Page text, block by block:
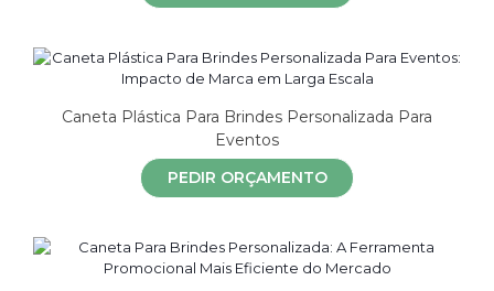
Caneta Plástica Para Brindes Personalizada Para
Eventos
PEDIR ORÇAMENTO